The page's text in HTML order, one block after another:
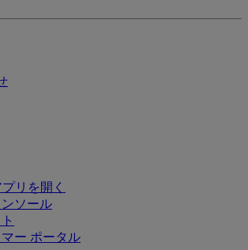
リを開く
ソール
ー ポータル